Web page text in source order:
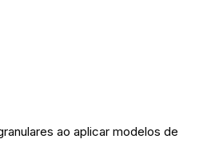
ao aplicar modelos de